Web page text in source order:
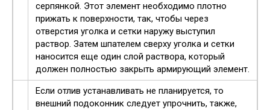
серпянкой. Этот элемент необходимо плотно
прижать к поверхности, так, чтобы через
отверстия уголка и сетки наружу выступил
раствор. Затем шпателем сверху уголка и сетки
наносится еще один слой раствора, который
должен полностью закрыть армирующий элемент.
Если отлив устанавливать не планируется, то
внешний подоконник следует упрочнить, также,